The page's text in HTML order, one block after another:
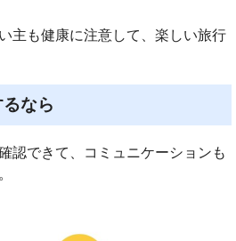
主も健康に注意して、楽しい旅行
なら
認できて、コミュニケーションも